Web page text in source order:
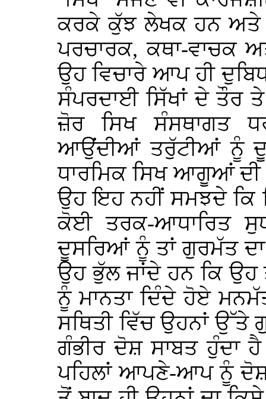
ਕਰਕੇ ਕੁੱਝ ਲੇਖਕ ਹਨ ਅਤੇ
ਪਰਚਾਰਕ, ਕਥਾ-ਵਾਚਕ
ਉਹ ਵਿਚਾਰੇ ਆਪ ਹੀ
ਸੰਪਰਦਾਈ ਸਿੱਖਾਂ ਦੇ ਤੌਰ
ਜ਼ੋਰ ਸਿਖ ਸੰਸਥਾਗਤ
ਆਉਂਦੀਆਂ ਤਰੁੱਟੀਆਂ ਨੂੰ
ਧਾਰਮਿਕ ਸਿਖ ਆਗੂਆਂ ਦੀ
ਉਹ ਇਹ ਨਹੀਂ ਸਮਝਦੇ ਕਿ
ਕੋਈ ਤਰਕ-ਆਧਾਰਿਤ
ਦੂਸਰਿਆਂ ਨੂੰ ਤਾਂ ਗੁਰਮੱਤ
ਉਹ ਭੁੱਲ ਜਾਂਦੇ ਹਨ ਕਿ ਉਹ
ਨੂੰ ਮਾਨਤਾ ਦਿੰਦੇ ਹੋਏ
ਸਥਿਤੀ ਵਿੱਚ ਉਹਨਾਂ ਉੱਤੇ
ਗੰਭੀਰ ਦੋਸ਼ ਸਾਬਤ ਹੁੰਦਾ
ਪਹਿਲਾਂ ਆਪਣੇ-ਆਪ ਨੂੰ